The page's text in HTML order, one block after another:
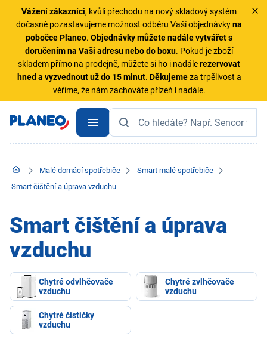
Vážení zákazníci, kvůli přechodu na nový skladový systém
dočasně pozastavujeme možnost odběru Vaší objednávkyna
pobočce Planeo.Objednávky můžete nadále vytvářet s
doručením na Vaši adresu nebo do boxu. Pokud je zboží
skladem přímo na prodejně, můžete si ho i nadálerezervovat
hned a vyzvednout už do 15 minut. Děkujemeza trpělivost a
věříme, že nám zachováte přízeň i nadále.
Malé domácí spotřebiče
Smart malé spotřebiče
Smart čištění a úprava vzduchu
Smart čištění a úprava
vzduchu
Chytré odvlhčovače
vzduchu
Chytré zvlhčovače
vzduchu
Chytré čističky
vzduchu